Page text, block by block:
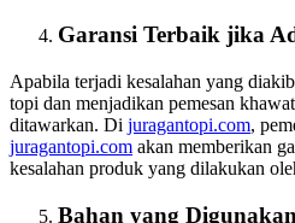
Garansi Terbaik jika
Apabila terjadi kesalahan yang
topi dan menjadikan pemesan
ditawarkan. Di juragantopi.com,
juragantopi.com akan memberikan
kesalahan produk yang dilakukan
Bahan yang